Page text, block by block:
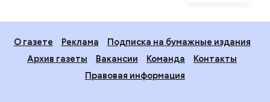
О газете Реклама
Подписка на бумажные издания
Архив газеты
Вакансии Команда
Контакты
Правовая информация